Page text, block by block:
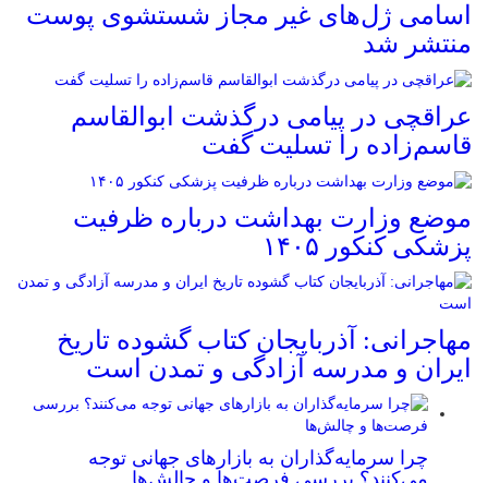
اسامی ژل‌های غیر مجاز شستشوی پوست
منتشر شد
عراقچی در پیامی درگذشت ابوالقاسم
قاسم‌زاده را تسلیت گفت
موضع وزارت بهداشت درباره ظرفیت
پزشکی کنکور ۱۴۰۵
مهاجرانی: آذربایجان کتاب گشوده تاریخ
ایران و مدرسه آزادگی و تمدن است
چرا سرمایه‌گذاران به بازارهای جهانی توجه
می‌کنند؟ بررسی فرصت‌ها و چالش‌ها